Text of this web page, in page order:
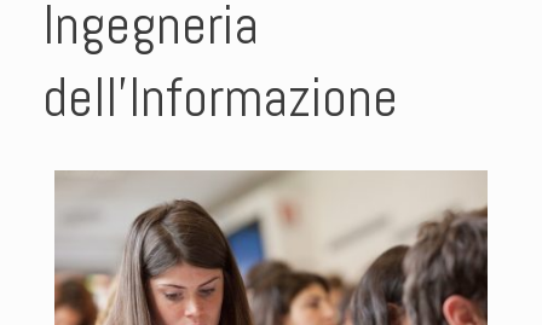
Ingegneria
dell’Informazione